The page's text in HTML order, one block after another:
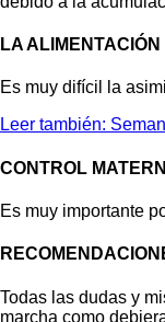
LA ALIMENTACIÓN
Es muy difícil la
Leer también:
CONTROL
Es muy importante
Todas las dudas y
marcha como